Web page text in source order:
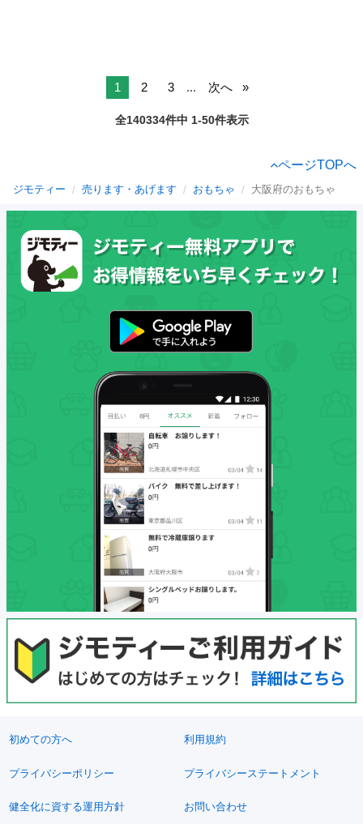
1 2 3 ... 次へ
全140334件中 1-50件表示
ページTOPへ
ジモティー 売ります・あげます おもちゃ 大阪府のおもちゃ
初めての方へ 利用規約
プライバシーポリシー プライバシーステートメント
健全化に資する運用方針 お問い合わせ